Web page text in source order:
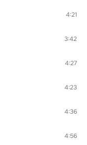
4:21
3:42
4:27
4:23
4:36
4:56